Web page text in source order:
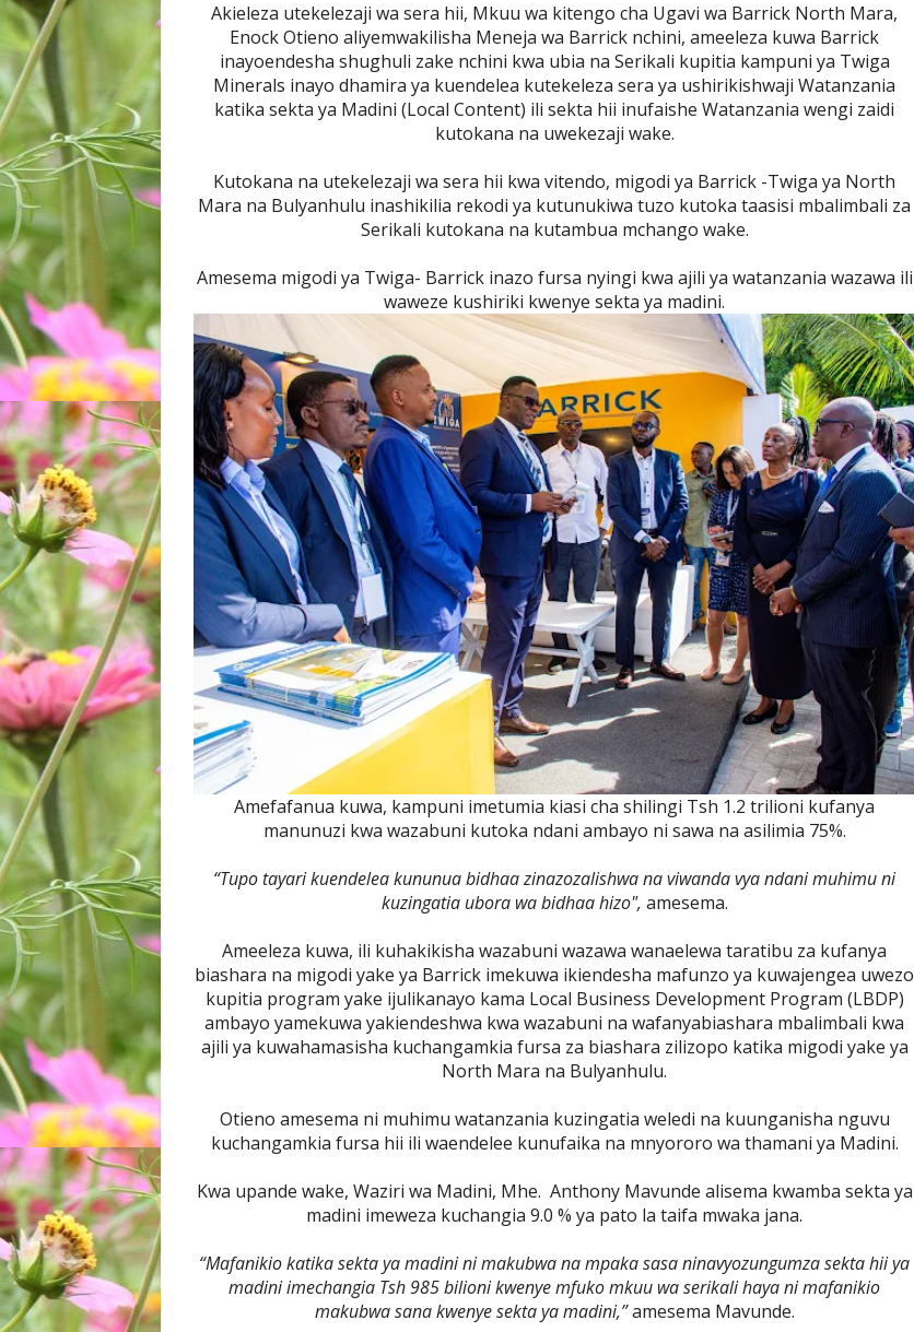
Akieleza utekelezaji wa sera hii, Mkuu wa kitengo cha Ugavi wa Barrick North Mara,
Enock Otieno aliyemwakilisha Meneja wa Barrick nchini, ameeleza kuwa Barrick
inayoendesha shughuli zake nchini kwa ubia na Serikali kupitia kampuni ya Twiga
Minerals inayo dhamira ya kuendelea kutekeleza sera ya ushirikishwaji Watanzania
katika sekta ya Madini (Local Content) ili sekta hii inufaishe Watanzania wengi zaidi
kutokana na uwekezaji wake.
Kutokana na utekelezaji wa sera hii kwa vitendo, migodi ya Barrick -Twiga ya North
Mara na Bulyanhulu inashikilia rekodi ya kutunukiwa tuzo kutoka taasisi mbalimbali za
Serikali kutokana na kutambua mchango wake.
Amesema migodi ya Twiga- Barrick inazo fursa nyingi kwa ajili ya watanzania wazawa ili
waweze kushiriki kwenye sekta ya madini.
Amefafanua kuwa, kampuni imetumia kiasi cha shilingi Tsh 1.2 trilioni kufanya
manunuzi kwa wazabuni kutoka ndani ambayo ni sawa na asilimia 75%.
“Tupo tayari kuendelea kununua bidhaa zinazozalishwa na viwanda vya ndani muhimu ni
kuzingatia ubora wa bidhaa hizo", amesema.
Ameeleza kuwa, ili kuhakikisha wazabuni wazawa wanaelewa taratibu za kufanya
biashara na migodi yake ya Barrick imekuwa ikiendesha mafunzo ya kuwajengea uwezo
kupitia program yake ijulikanayo kama Local Business Development Program (LBDP)
ambayo yamekuwa yakiendeshwa kwa wazabuni na wafanyabiashara mbalimbali kwa
ajili ya kuwahamasisha kuchangamkia fursa za biashara zilizopo katika migodi yake ya
North Mara na Bulyanhulu.
Otieno amesema ni muhimu watanzania kuzingatia weledi na kuunganisha nguvu
kuchangamkia fursa hii ili waendelee kunufaika na mnyororo wa thamani ya Madini.
Kwa upande wake, Waziri wa Madini, Mhe. Anthony Mavunde alisema kwamba sekta ya
madini imeweza kuchangia 9.0 % ya pato la taifa mwaka jana.
“Mafanikio katika sekta ya madini ni makubwa na mpaka sasa ninavyozungumza sekta hii ya
madini imechangia Tsh 985 bilioni kwenye mfuko mkuu wa serikali haya ni mafanikio
makubwa sana kwenye sekta ya madini,”amesema Mavunde.